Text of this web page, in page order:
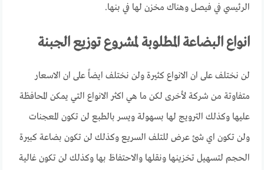
الرئيسي في فيصل وهناك مخزن لها في بنها.
انواع البضاعة المطلوبة لمشروع توزيع الجبنة
لن نختلف على ان الانواع كثيرة ولن نختلف ايضاً على ان الاسعار
متفاوتة من شركة لأخرى لكن ما هي اكثر الانواع التي يمكن المحافظة
عليها وكذلك الترويج لها بسهولة ويسر بالطبع لن تكون المعجنات
ولن تكون اي شئ عرض للتلف السريع وكذلك لن تكون بضاعة كبيرة
الحجم لتسهيل تخزينها ونقلها والاحتفاظ بها وكذلك لن تكون غالية